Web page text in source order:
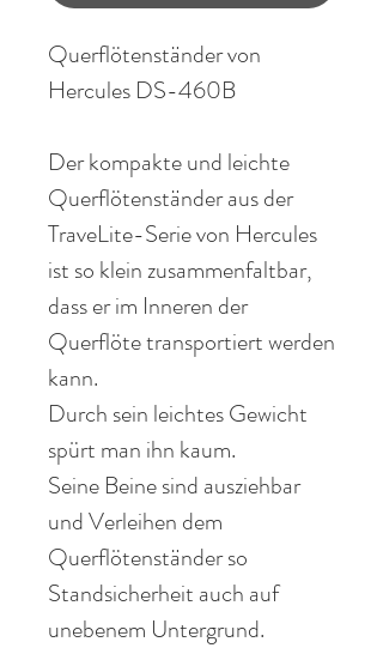
Querflötenständer von
Hercules DS-460B
Der kompakte und leichte
Querflötenständer aus der
TraveLite-Serievon Hercules
ist so klein zusammenfaltbar,
dass er im Inneren der
Querflöte transportiert werden
kann.
Durch sein leichtesGewicht
spürt man ihn kaum.
Seine Beine sind ausziehbar
und Verleihen dem
Querflötenständer so
Standsicherheit auch auf
unebenem Untergrund.